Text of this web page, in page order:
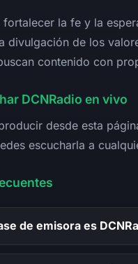
fortalecer la fe y la
divulgación de los
contenido con
DCNRadio en vivo
desde esta
escucharla a
de emisora es